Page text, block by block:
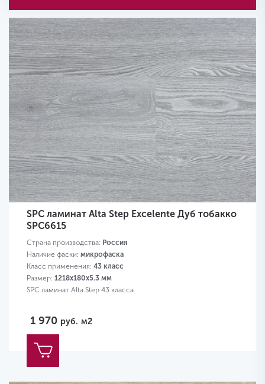
SPC ламинат Alta Step Excelente Дуб тобакко
SPC6615
Страна производства: Россия
Наличие фаски: микрофаска
Класс применения: 43 класс
Размер: 1218х180х5.3 мм
SPC ламинат Alta Step 43 класса
1 970 руб. м2